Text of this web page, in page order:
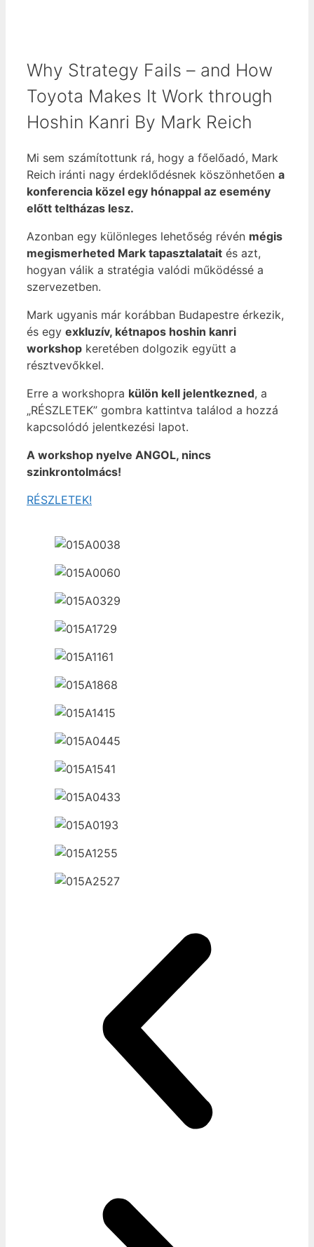
Why Strategy Fails – and How
Toyota Makes It Work through
Hoshin Kanri By Mark Reich
Mi sem számítottunk rá, hogy a főelőadó, Mark
Reich iránti nagy érdeklődésnek köszönhetően a
konferencia közel egy hónappal az esemény
előtt teltházas lesz.
Azonban egy különleges lehetőség révén mégis
megismerheted Mark tapasztalatait és azt,
hogyan válik a stratégia valódi működéssé a
szervezetben.
Mark ugyanis már korábban Budapestre érkezik,
és egy exkluzív, kétnapos hoshin kanri
workshop keretében dolgozik együtt a
résztvevőkkel.
Erre a workshopra külön kell jelentkezned, a
„RÉSZLETEK” gombra kattintva találod a hozzá
kapcsolódó jelentkezési lapot.
A workshop nyelve ANGOL, nincs
szinkrontolmács!
RÉSZLETEK!